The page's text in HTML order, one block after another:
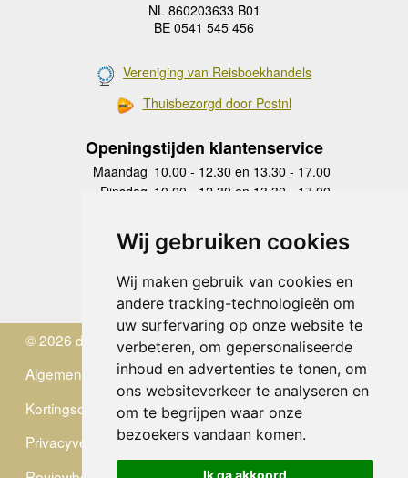
Wij gebruiken cookies
Wij maken gebruik van cookies en
andere tracking-technologieën om
uw surfervaring op onze website te
verbeteren, om gepersonaliseerde
inhoud en advertenties te tonen, om
ons websiteverkeer te analyseren en
om te begrijpen waar onze
bezoekers vandaan komen.
Ik ga akkoord
NL 860203633 B01
BE 0541 545 456
Vereniging van Reisboekhandels
Thuisbezorgd door Postnl
Openingstijden klantenservice
Maandag 10.00 - 12.30 en 13.30 - 17.00
Dinsdag 10.00 - 12.30 en 13.30 - 17.00
Donderdag
10.00 - 12.30 en 13.30 - 17.00
Vrijdag 10.00 - 12.30 en 13.30 - 17.00
Zaterdag
gesloten
Zondag gesloten
© 2026 de Zwerver
Algemene Voorwaarden
Kortingscode
Privacyverklaring